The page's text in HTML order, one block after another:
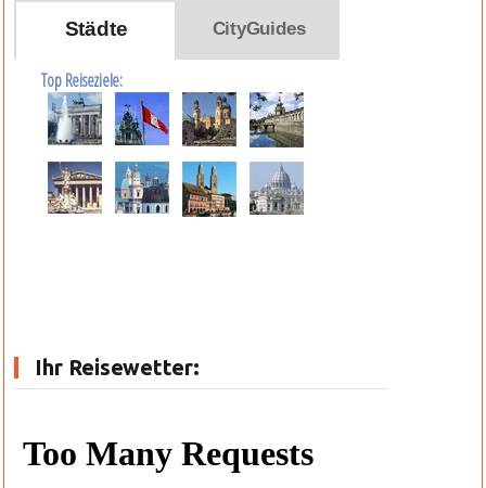
Städte CityGuides
Top Reiseziele:
Ihr Reisewetter: